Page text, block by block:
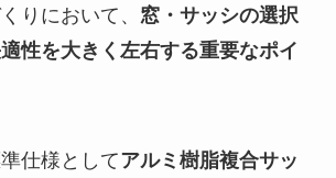
りにおいて、 窓・サッシの選択
性を大きく左右する重要なポイ
仕様としてアルミ樹脂複合サッ